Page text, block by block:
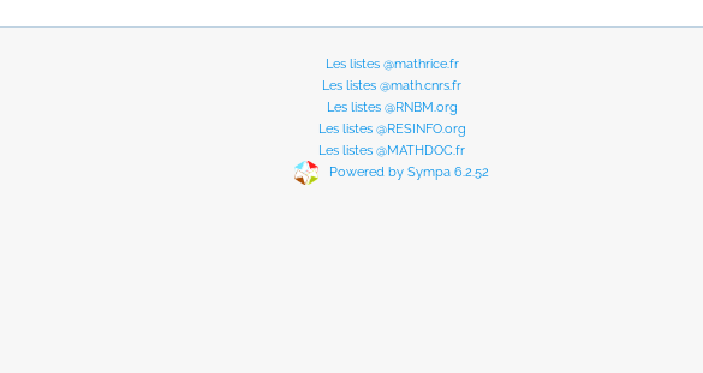
Les listes @mathrice.fr
Les listes @math.cnrs.fr
Les listes @RNBM.org
Les listes @RESINFO.org
Les listes @MATHDOC.fr
Powered by Sympa 6.2.52